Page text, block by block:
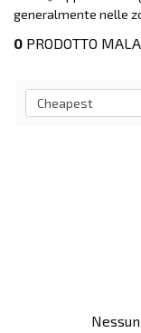
generalmente nelle
0 PRODOTTO